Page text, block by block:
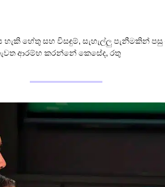
හැකි හේතු සහ විසඳුම්, සැහැල්ලු පැනීමකින්
ආරම්භ කරන්නේ කෙසේද, රතු